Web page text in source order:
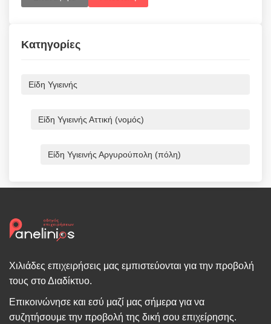
Κατηγορίες
Είδη Υγιεινής
Είδη Υγιεινής Αττική (νομός)
Είδη Υγιεινής Αργυρούπολη (πόλη)
Χιλιάδες επιχειρήσεις μας εμπιστεύονται για την προβολή
τους στο Διαδίκτυο.
Επικοινώνησε και εσύ μαζί μας σήμερα για να
συζητήσουμε την προβολή της δική σου επιχείρησης.